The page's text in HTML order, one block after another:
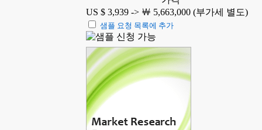
US $ 3,939 -> ￦ 5,663,000 (부가세 별도)
샘플 요청 목록에 추가